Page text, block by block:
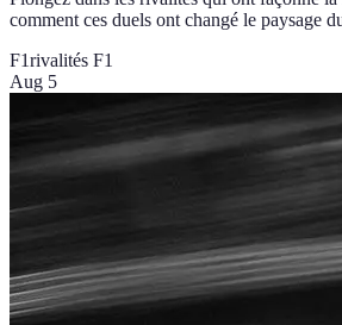
comment ces duels ont changé le paysage
F1rivalités F1
Aug 5